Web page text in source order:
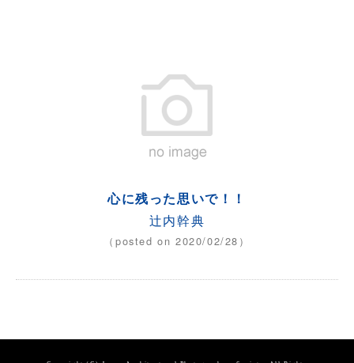
心に残った思いで！！
辻内幹典
（posted on 2020/02/28）